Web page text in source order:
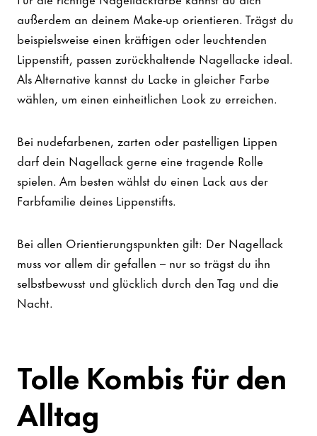
außerdem an deinem Make-up orientieren. Trägst du
beispielsweise einen kräftigen oder leuchtenden
Lippenstift, passen zurückhaltende Nagellacke ideal.
Als Alternative kannst du Lacke in gleicher Farbe
wählen, um einen einheitlichen Look zu erreichen.
Bei nudefarbenen, zarten oder pastelligen Lippen
darf dein Nagellack gerne eine tragende Rolle
spielen. Am besten wählst du einen Lack aus der
Farbfamilie deines Lippenstifts.
Bei allen Orientierungspunkten gilt: Der Nagellack
muss vor allem dir gefallen – nur so trägst du ihn
selbstbewusst und glücklich durch den Tag und die
Nacht.
Tolle Kombis für den
Alltag